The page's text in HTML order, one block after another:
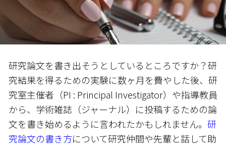
研究論文を書き出そうとしているところですか？研
究結果を得るための実験に数ヶ月を費やした後、研
究室主催者（PI : Principal Investigator）や指導教員
から、学術雑誌（ジャーナル）に投稿するための論
文を書き始めるように言われたかもしれません。 研
究論文の書き方について研究仲間や先輩と話して助